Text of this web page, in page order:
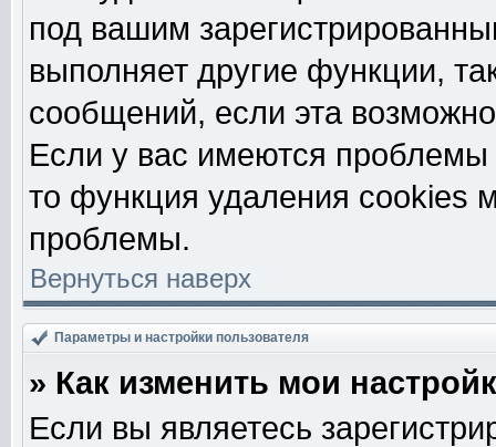
под вашим
выполняет другие функции,
сообщений, если эта
Если у вас имеются
то функция удаления cookies
проблемы.
Вернуться наверх
Параметры и настройки пользователя
» Как изменить мои
Если вы являетесь